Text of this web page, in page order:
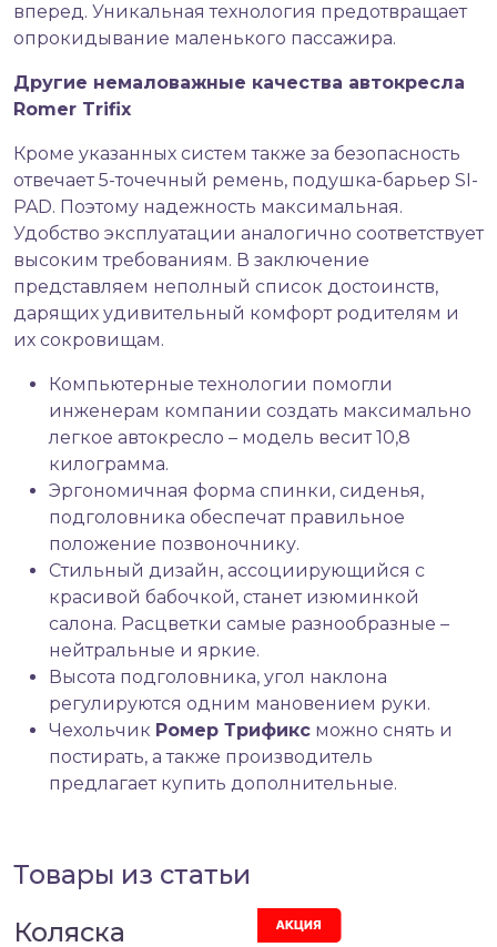
вперед. Уникальная технология предотвращает
опрокидывание маленького пассажира.
Другие немаловажные качества автокресла
Romer Trifix
Кроме указанных систем также за безопасность
отвечает 5-точечный ремень, подушка-барьер SI-
PAD. Поэтому надежность максимальная.
Удобство эксплуатации аналогично соответствует
высоким требованиям. В заключение
представляем неполный список достоинств,
дарящих удивительный комфорт родителям и
их сокровищам.
Компьютерные технологии помогли
инженерам компании создать максимально
легкое автокресло – модель весит 10,8
килограмма.
Эргономичная форма спинки, сиденья,
подголовника обеспечат правильное
положение позвоночнику.
Стильный дизайн, ассоциирующийся с
красивой бабочкой, станет изюминкой
салона. Расцветки самые разнообразные –
нейтральные и яркие.
Высота подголовника, угол наклона
регулируются одним мановением руки.
Чехольчик Ромер Трификс можно снять и
постирать, а также производитель
предлагает купить дополнительные.
Товары из статьи
Коляска